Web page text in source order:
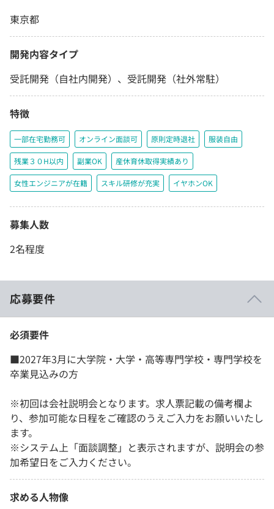
東京都
開発内容タイプ
受託開発（自社内開発）、受託開発（社外常駐）
特徴
一部在宅勤務可 オンライン面談可 原則定時退社 服装自由
残業３０H以内 副業OK 産休育休取得実績あり
女性エンジニアが在籍 スキル研修が充実 イヤホンOK
募集人数
2名程度
応募要件
必須要件
■2027年3月に大学院・大学・高等専門学校・専門学校を
卒業見込みの方
※初回は会社説明会となります。求人票記載の備考欄よ
り、参加可能な日程をご確認のうえご入力をお願いいたし
ます。
※システム上「面談調整」と表示されますが、説明会の参
加希望日をご入力ください。
求める人物像